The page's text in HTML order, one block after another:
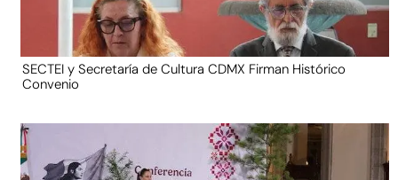
SECTEI y Secretaría de Cultura CDMX Firman Histórico
Convenio